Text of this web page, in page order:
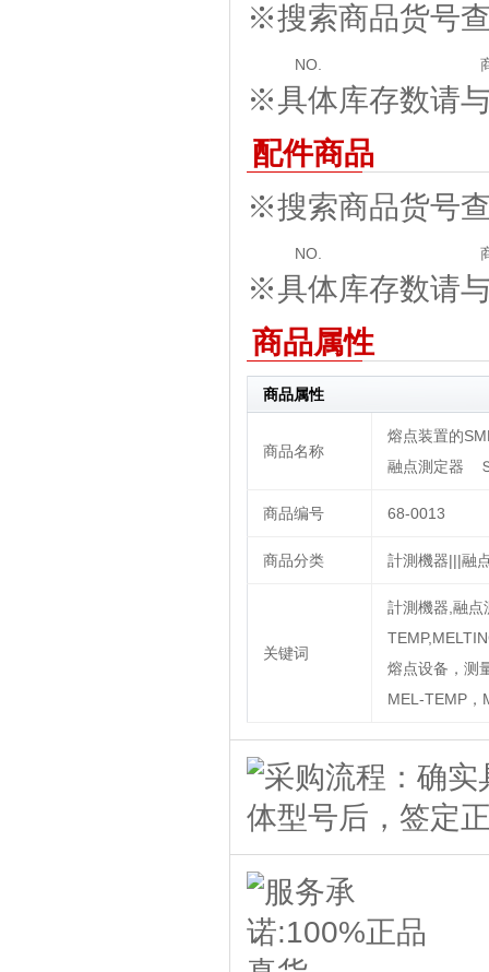
※搜索商品货号
NO.
※具体库存数请
配件商品
※搜索商品货号
NO.
※具体库存数请
商品属性
商品属性
商品名称
熔点装置的
融点測定器
商品编号 68-0013
商品分类 計測機器|||融
关键词
計測機器,融
熔点设备，测
MEL-TEMP，